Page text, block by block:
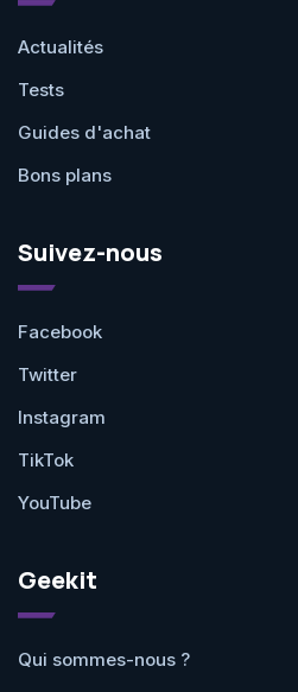
Actualités
Tests
Guides d'achat
Bons plans
Suivez-nous
Facebook
Twitter
Instagram
TikTok
YouTube
Geekit
Qui sommes-nous ?